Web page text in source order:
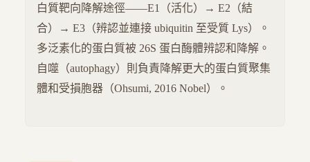
白質靶向降解途徑——E1（活化）→ E2（結
合）→ E3（辨認並連接 ubiquitin 至受質 Lys）。
多泛素化的蛋白質被 26S 蛋白酶體辨認和降解。
自噬（autophagy）則負責降解更大的蛋白質聚集
體和受損胞器（Ohsumi, 2016 Nobel）。